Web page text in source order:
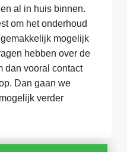
al in huis binnen.
om het onderhoud
mogelijk
hebben over de
dan vooral contact
Dan gaan we
verder